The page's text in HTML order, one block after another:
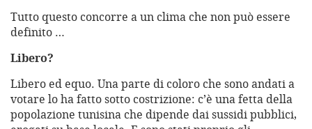
Tutto questo concorre a un clima che non può essere
definito …
Libero?
Libero ed equo. Una parte di coloro che sono andati a
votare lo ha fatto sotto costrizione: c’è una fetta della
popolazione tunisina che dipende dai sussidi pubblici,